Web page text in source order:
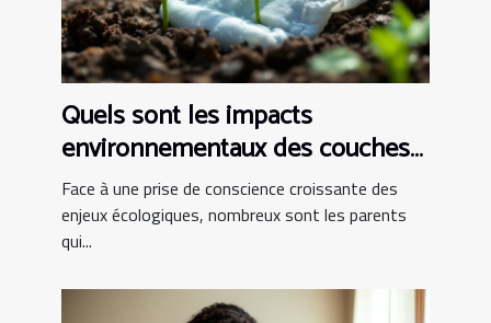
Quels sont les impacts
environnementaux des couches
bio ?
Face à une prise de conscience croissante des
enjeux écologiques, nombreux sont les parents
qui...